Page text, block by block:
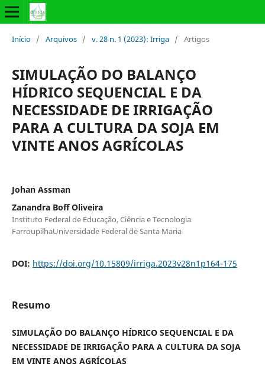
Início / Arquivos / v. 28 n. 1 (2023): Irriga / Artigos
SIMULAÇÃO DO BALANÇO
HÍDRICO SEQUENCIAL E DA
NECESSIDADE DE IRRIGAÇÃO
PARA A CULTURA DA SOJA EM
VINTE ANOS AGRÍCOLAS
Johan Assman
Zanandra Boff Oliveira
Instituto Federal de Educação, Ciência e Tecnologia
FarroupilhaUniversidade Federal de Santa Maria
DOI: https://doi.org/10.15809/irriga.2023v28n1p164-175
Resumo
SIMULAÇÃO DO BALANÇO HÍDRICO SEQUENCIAL E DA
NECESSIDADE DE IRRIGAÇÃO PARA A CULTURA DA SOJA
EM VINTE ANOS AGRÍCOLAS